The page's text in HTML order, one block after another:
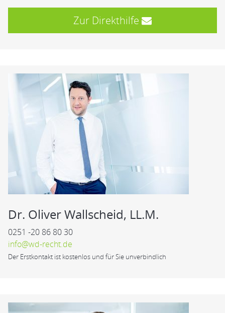
Zur Direkthilfe
Dr. Oliver Wallscheid, LL.M.
0251 -20 86 80 30
info@wd-recht.de
Der Erstkontakt ist kostenlos und für Sie unverbindlich